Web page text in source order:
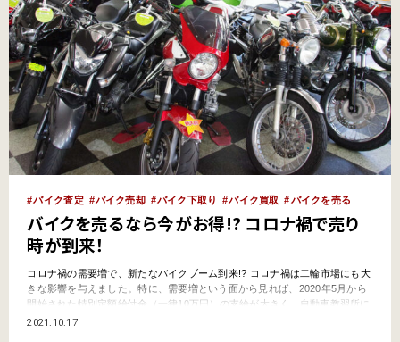
バイク査定 バイク売却 バイク下取り バイク買取 バイクを売る
バイクを売るなら今がお得!? コロナ禍で売り
時が到来！
コロナ禍の需要増で、新たなバイクブーム到来!? コロナ禍は二輪市場にも大
きな影響を与えました。特に、需要増という面から見れば、2020年5月から
開始された特別定額給付金（一律10万円）の支給が大きく、自動車教習所に
通う人が全国的に増え、入所待ち、実技教習待ち、卒業検定待ちをする人が
2021.10.17